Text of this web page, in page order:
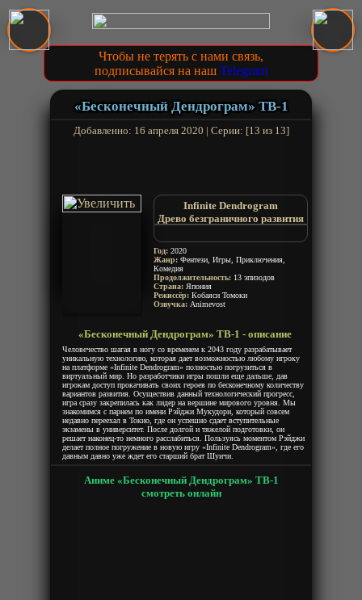
Чтобы не терять с нами связь,
подписывайся на наш Telegram
«Бесконечный Дендрограм» ТВ-1
Добавленно: 16 апреля 2020 | Серии: [13 из 13]
Infinite Dendrogram
Древо безграничного развития
Инфинити Дендрограмм
Год: 2020
Жанр: Фентези, Игры, Приключения,
Комедия
Продолжительность: 13 эпизодов
Страна: Япония
Режиссёр: Кобаяси Томоки
Озвучка: Animevost
«Бесконечный Дендрограм» ТВ-1 - описание
Человечество шагая в ногу со временем к 2043 году разрабатывает
уникальную технологию, которая дает возможностью любому игроку
на платформе «Infinite Dendrogram» полностью погрузиться в
виртуальный мир. Но разработчики игры пошли еще дальше, дав
игрокам доступ прокачивать своих героев по бесконечному количеству
вариантов развития. Осуществив данный технологический прогресс,
игра сразу закрепилась как лидер на вершине мирового уровня. Мы
знакомимся с парнем по имени Рэйджи Мукудори, который совсем
недавно переехал в Токио, где он успешно сдает вступительные
экзамены в университет. После долгой и тяжелой подготовки, он
решает наконец-то немного расслабиться. Пользуясь моментом Рэйджи
делает полное погружение в новую игру «Infinite Dendrogram», где его
давным давно уже ждет его старший брат Шуичи.
Аниме «Бесконечный Дендрограм» ТВ-1
смотреть онлайн